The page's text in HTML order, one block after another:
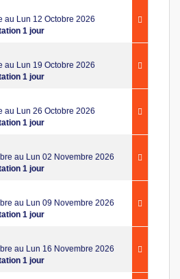
au Lun 12 Octobre 2026
1 jour
au Lun 19 Octobre 2026
1 jour
au Lun 26 Octobre 2026
1 jour
au Lun 02 Novembre 2026
1 jour
au Lun 09 Novembre 2026
1 jour
au Lun 16 Novembre 2026
1 jour